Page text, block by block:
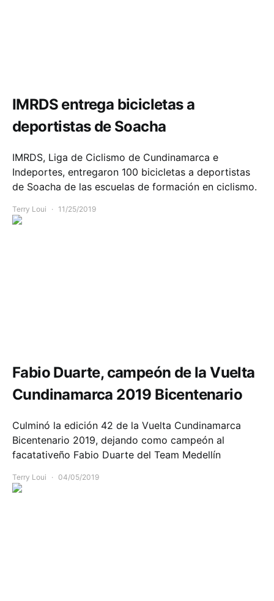
IMRDS entrega bicicletas a
deportistas de Soacha
IMRDS, Liga de Ciclismo de Cundinamarca e
Indeportes, entregaron 100 bicicletas a deportistas
de Soacha de las escuelas de formación en ciclismo.
Terry Loui 11/25/2019
Fabio Duarte, campeón de la Vuelta
Cundinamarca 2019 Bicentenario
Culminó la edición 42 de la Vuelta Cundinamarca
Bicentenario 2019, dejando como campeón al
facatativeño Fabio Duarte del Team Medellín
Terry Loui 04/05/2019